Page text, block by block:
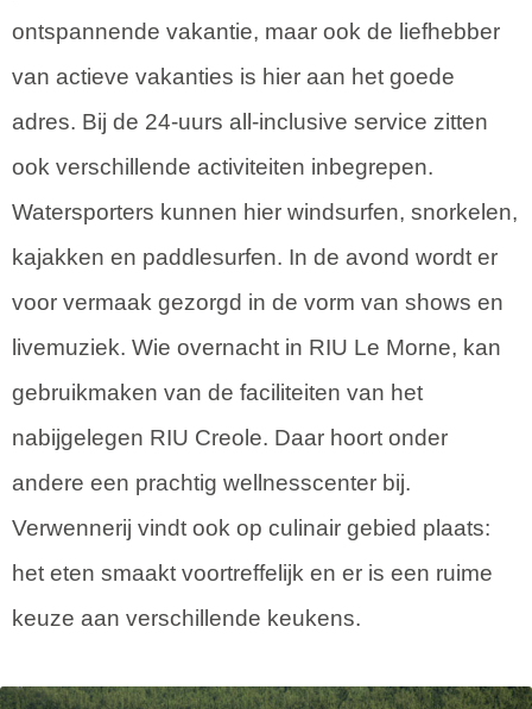
ontspannende vakantie, maar ook de liefhebber
van actieve vakanties is hier aan het goede
adres. Bij de 24-uurs all-inclusive service zitten
ook verschillende activiteiten inbegrepen.
Watersporters kunnen hier windsurfen, snorkelen,
kajakken en paddlesurfen. In de avond wordt er
voor vermaak gezorgd in de vorm van shows en
livemuziek. Wie overnacht in RIU Le Morne, kan
gebruikmaken van de faciliteiten van het
nabijgelegen RIU Creole. Daar hoort onder
andere een prachtig wellnesscenter bij.
Verwennerij vindt ook op culinair gebied plaats:
het eten smaakt voortreffelijk en er is een ruime
keuze aan verschillende keukens.